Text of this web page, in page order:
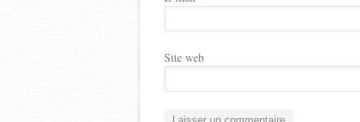
Site web